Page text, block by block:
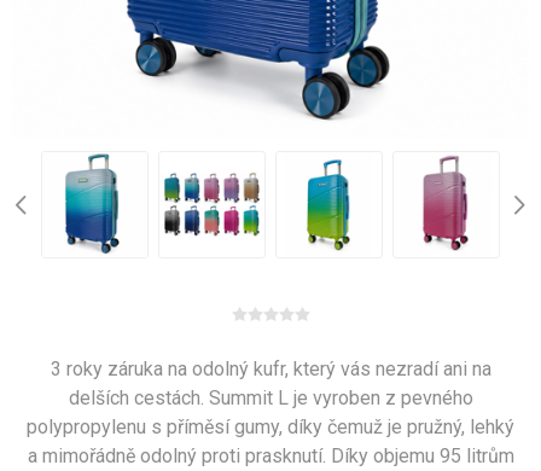
3 roky záruka na odolný kufr, který vás nezradí ani na
delších cestách. Summit L je vyroben z pevného
polypropylenu s příměsí gumy, díky čemuž je pružný, lehký
a mimořádně odolný proti prasknutí. Díky objemu 95 litrům